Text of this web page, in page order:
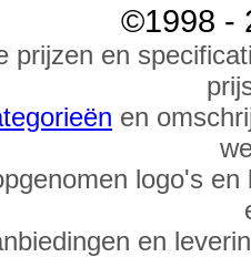
©1998 -
prijzen en
en
logo's
en